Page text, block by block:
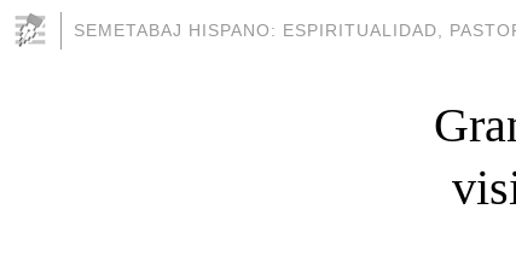
SEMETABAJ HISPANO: ESPIRITUALIDAD,